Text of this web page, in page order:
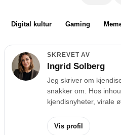
Digital kultur Gaming
SKREVET AV
Ingrid Solberg
Jeg skriver om
snakker om. Hos
kjendisnyheter, virale
Vis profil